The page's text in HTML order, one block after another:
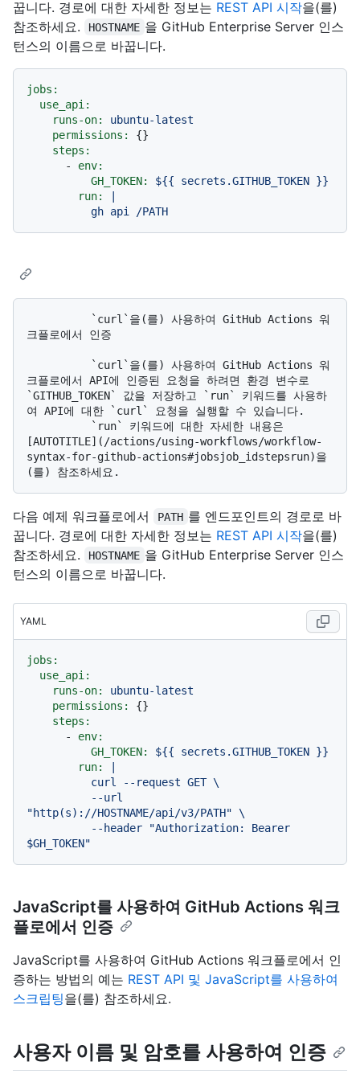
꿉니다. 경로에 대한 자세한 정보는 REST API 시작을(를)
참조하세요.
HOSTNAME 을 GitHub Enterprise Server 인스
턴스의 이름으로 바꿉니다.
jobs:
use_api:
runs-on:
ubuntu-latest
permissions:
{}
steps:
-
env:
GH_TOKEN:
${{ secrets.GITHUB_TOKEN }}
run:
크플로에서 인증
크플로에서 API에 인증된 요청을 하려면 환경 변수로
`GITHUB_TOKEN` 값을 저장하고 `run` 키워드를 사용하
여 API에 대한 `curl` 요청을 실행할 수 있습니다.
[AUTOTITLE](/actions/using-workflows/workflow-
syntax-for-github-actions#jobsjob_idstepsrun)을
다음 예제 워크플로에서 PATH 를 엔드포인트의 경로로 바
꿉니다. 경로에 대한 자세한 정보는 REST API 시작을(를)
참조하세요.
HOSTNAME 을 GitHub Enterprise Server 인스
턴스의 이름으로 바꿉니다.
YAML
jobs:
use_api:
runs-on:
ubuntu-latest
permissions:
{}
steps:
-
env:
GH_TOKEN:
${{ secrets.GITHUB_TOKEN }}
run:
"http(s)://HOSTNAME/api/v3/PATH" \
JavaScript를 사용하여 GitHub Actions 워크
플로에서 인증
JavaScript를 사용하여 GitHub Actions 워크플로에서 인
증하는 방법의 예는 REST API 및 JavaScript를 사용하여
스크립팅을(를) 참조하세요.
사용자 이름 및 암호를 사용하여 인증